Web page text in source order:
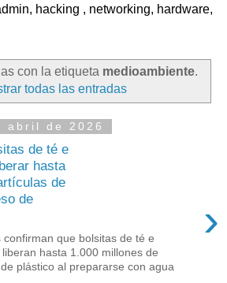
hacking , networking, hardware,
con la etiqueta medioambiente.
todas las entradas
abril de 2026
de té e
hasta
de
de
›
confirman que bolsitas de té e
hasta 1.000 millones de
plástico al prepararse con agua